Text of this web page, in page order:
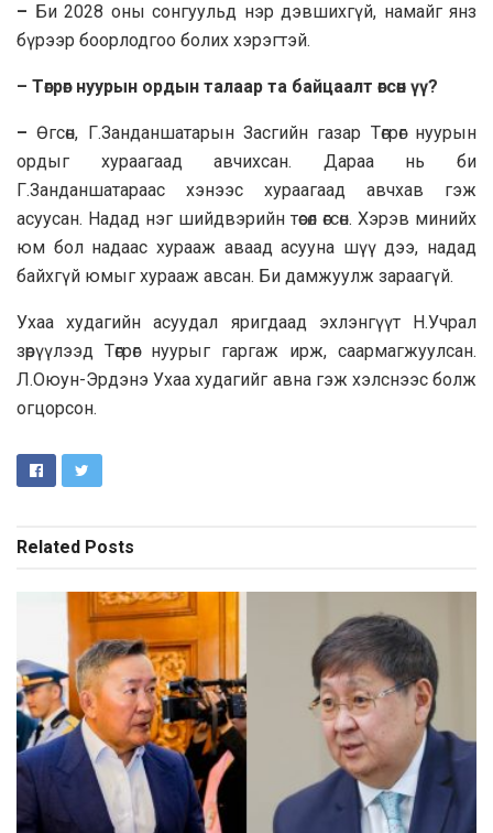
– Би 2028 оны сонгуульд нэр дэвшихгүй, намайг янз
бүрээр боорлодгоо болих хэрэгтэй.
– Төгрөг нуурын ордын талаар та байцаалт өгсөн үү?
–Өгсөн, Г.Занданшатарын Засгийн газар Төгрөг нуурын
ордыг хураагаад авчихсан. Дараа нь би
Г.Занданшатараас хэнээс хураагаад авчхав гэж
асуусан. Надад нэг шийдвэрийн төсөл өгсөн. Хэрэв минийх
юм бол надаас хурааж аваад асууна шүү дээ, надад
байхгүй юмыг хурааж авсан. Би дамжуулж зараагүй.
Ухаа худагийн асуудал яригдаад эхлэнгүүт Н.Учрал
зөрүүлээд Төгрөг нуурыг гаргаж ирж, саармагжуулсан.
Л.Оюун-Эрдэнэ Ухаа худагийг авна гэж хэлснээс болж
огцорсон.
Related Posts